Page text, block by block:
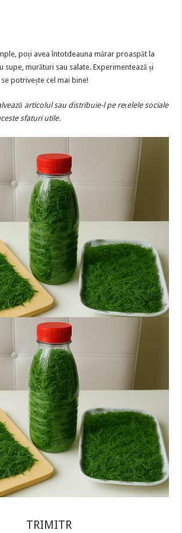
poți avea întotdeauna mărar proaspăt la
supe, murături sau salate. Experimentează și
potrivește cel mai bine!
articolul sau distribuie-l pe rețelele sociale
sfaturi utile.
TRIMITR